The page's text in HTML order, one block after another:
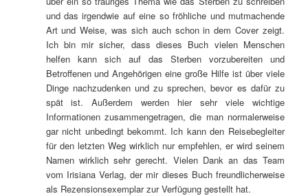
und das irgendwie auf eine so fröhliche und mutmachende
Art und Weise, was sich auch schon in dem Cover zeigt.
Ich bin mir sicher, dass dieses Buch vielen Menschen
helfen kann sich auf das Sterben vorzubereiten und
Betroffenen und Angehörigen eine große Hilfe ist über viele
Dinge nachzudenken und zu sprechen, bevor es dafür zu
spät ist. Außerdem werden hier sehr viele wichtige
Informationen zusammengetragen, die man normalerweise
gar nicht unbedingt bekommt. Ich kann den Reisebegleiter
für den letzten Weg wirklich nur empfehlen, er wird seinem
Namen wirklich sehr gerecht. Vielen Dank an das Team
vom Irisiana Verlag, der mir dieses Buch freundlicherweise
als Rezensionsexemplar zur Verfügung gestellt hat.